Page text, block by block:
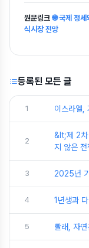
원문링크 🌐 국제 정
식시장 전망
등록된 모든 글
1 이스라엘,
2
&lt;제 2
지 않은
3 2025년
4 1년생과
5 빨래, 자